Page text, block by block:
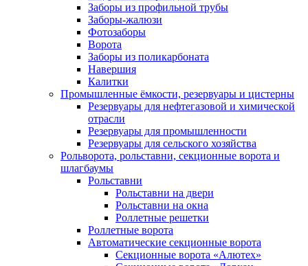
Заборы из профильной трубы
Заборы-жалюзи
Фотозаборы
Ворота
Заборы из поликарбоната
Навершия
Калитки
Промышленные ёмкости, резервуары и цистерны
Резервуары для нефтегазовой и химической
отрасли
Резервуары для промышленности
Резервуары для сельского хозяйства
Рольворота, рольставни, секционные ворота и
шлагбаумы
Рольставни
Рольставни на двери
Рольставни на окна
Роллетные решетки
Роллетные ворота
Автоматические секционные ворота
Секционные ворота «Алютех»